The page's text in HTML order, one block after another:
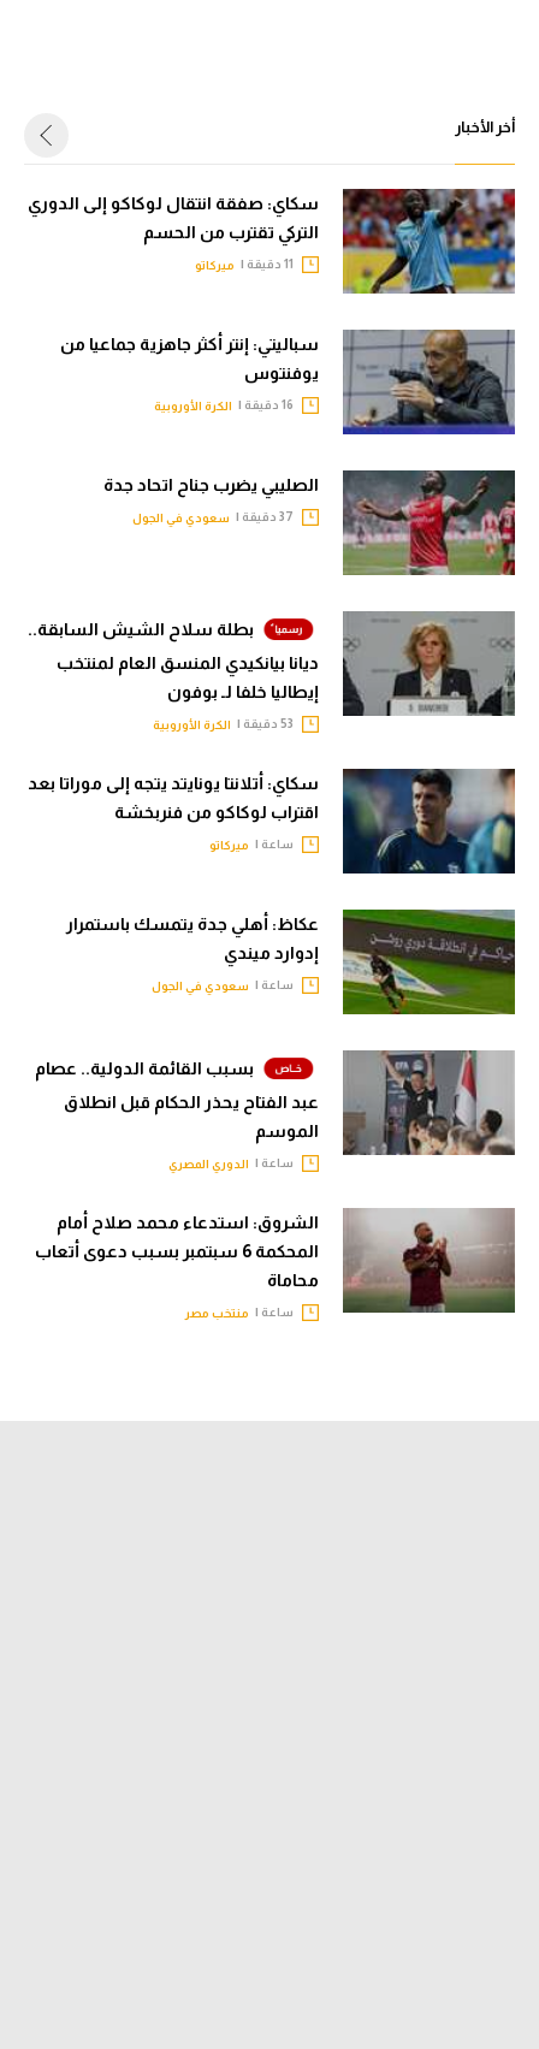
أخر الأخبار
سكاي: صفقة انتقال لوكاكو إلى الدوري
التركي تقترب من الحسم
ميركاتو
سباليتي: إنتر أكثر جاهزية جماعيا من
يوفنتوس
الكرة الأوروبية
الصليبي يضرب جناح اتحاد جدة
سعودي في الجول
بطلة سلاح الشيش السابقة..
ديانا بيانكيدي المنسق العام لمنتخب
إيطاليا خلفا لـ بوفون
الكرة الأوروبية
سكاي: أتلانتا يونايتد يتجه إلى موراتا بعد
اقتراب لوكاكو من فنربخشة
ساعة | ميركاتو
عكاظ: أهلي جدة يتمسك باستمرار
إدوارد ميندي
ساعة | سعودي في الجول
بسبب القائمة الدولية.. عصام
عبد الفتاح يحذر الحكام قبل انطلاق
الموسم
ساعة | الدوري المصري
الشروق: استدعاء محمد صلاح أمام
المحكمة 6 سبتمبر بسبب دعوى أتعاب
محاماة
ساعة | منتخب مصر